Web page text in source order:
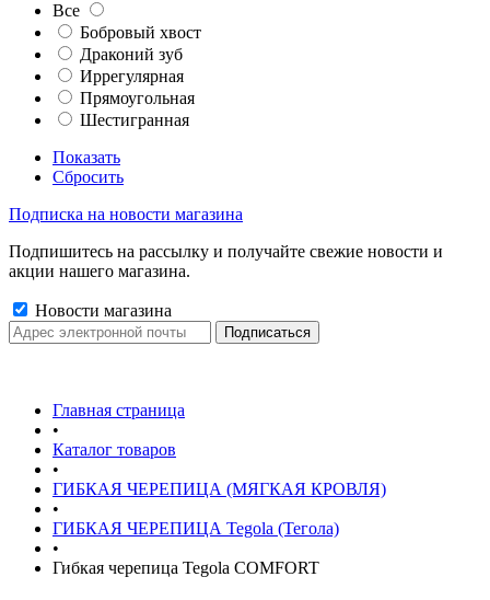
Все
Бобровый хвост
Драконий зуб
Иррегулярная
Прямоугольная
Шестигранная
Показать
Сбросить
Подписка на новости магазина
Подпишитесь на рассылку и получайте свежие новости и
акции нашего магазина.
Новости магазина
Главная страница
•
Каталог товаров
•
ГИБКАЯ ЧЕРЕПИЦА (МЯГКАЯ КРОВЛЯ)
•
ГИБКАЯ ЧЕРЕПИЦА Tegola (Тегола)
•
Гибкая черепица Tegola COMFORT